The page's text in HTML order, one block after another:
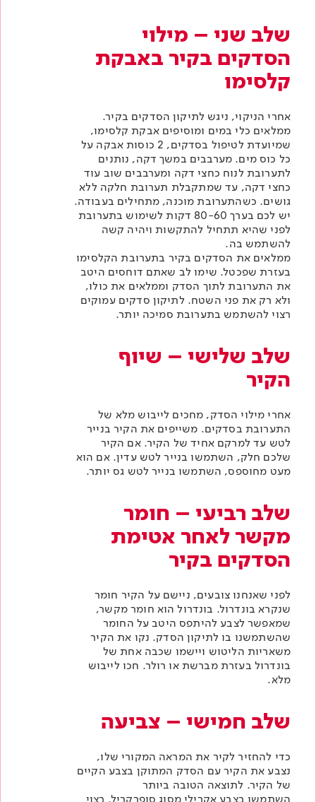
שלב שני – מילוי
הסדקים בקיר באבקת
קלסימו
אחרי הניקוי, ניגש לתיקון הסדקים בקיר.
ממלאים כלי במים ומוסיפיםאבקת קלסימו,
שמיועדת לטיפול בסדקים, 2 כוסות אבקה על
כל כוס מים. מערבבים במשך דקה, נותנים
לתערובת לנוח כחצי דקה ומערבבים שוב עוד
כחצי דקה, עד שמתקבלת תערובת חלקה ללא
גושים. כשהתערובת מוכנה, מתחילים בעבודה.
יש לכם בערך 80-60 דקות לשימוש בתערובת
לפני שהיא תתחיל להתקשות ויהיה קשה
להשתמש בה.
ממלאים את הסדקים בקיר בתערובת הקלסימו
בעזרת שפכטל. שימו לב שאתם דוחסים היטב
את התערובת לתוך הסדק וממלאים את כולו,
ולא רק את פני השטח. לתיקון סדקים עמוקים
רצוי להשתמש בתערובת סמיכה יותר.
שלב שלישי – שיוף
הקיר
אחרי מילוי הסדק, מחכים לייבוש מלא של
התערובת בסדקים. משייפים את הקיר בנייר
לטש עד למרקם אחיד של הקיר. אם הקיר
שלכם חלק, השתמשו בנייר לטש עדין. אם הוא
מעט מחוספס, השתמשו בנייר לטש גס יותר.
שלב רביעי – חומר
מקשר לאחר אטימת
הסדקים בקיר
לפני שאנחנו צובעים, ניישם על הקיר חומר
שנקרא בונדרול. בונדרול הוא חומר מקשר,
שמאפשר לצבע להיתפס היטב על החומר
שהשתמשנו בו לתיקון הסדק. נקו את הקיר
משאריות הליטוש ויישמו שכבה אחת של
בונדרול בעזרת מברשת או רולר. חכו לייבוש
מלא.
שלב חמישי – צביעה
כדי להחזיר לקיר את המראה המקורי שלו,
נצבע את הקיר עם הסדק המתוקן בצבע הקיים
של הקיר. לתוצאה הטובה ביותר
השתמשו בצבע אקרילימסוג סופרקריל. רצוי